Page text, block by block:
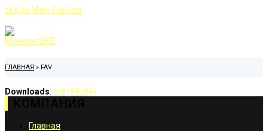
skip to Main Content
ГЛАВНАЯ » FAV
Downloads: full (84x84)
Главная